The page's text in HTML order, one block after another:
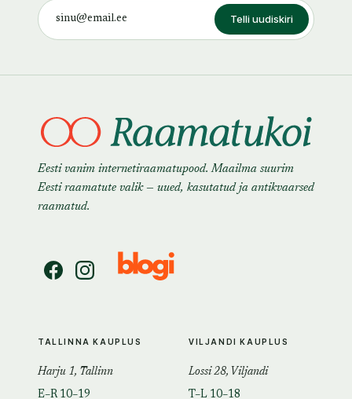
Telli uudiskiri
Eesti vanim internetiraamatupood. Maailma suurim
Eesti raamatute valik — uued, kasutatud ja antikvaarsed
raamatud.
TALLINNA KAUPLUS
Harju 1, Tallinn
E–R 10–19
VILJANDI KAUPLUS
Lossi 28, Viljandi
T–L 10–18